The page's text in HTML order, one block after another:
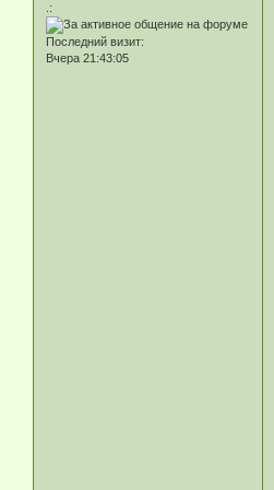
.:
Последний визит:
Вчера 21:43:05